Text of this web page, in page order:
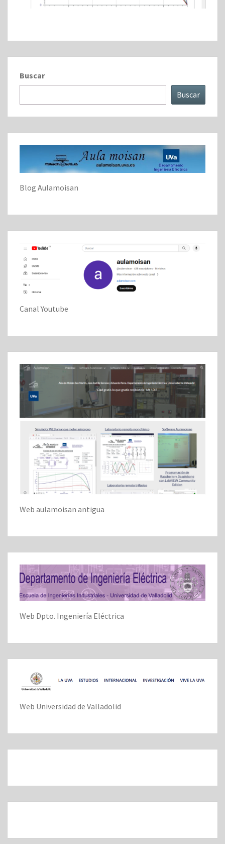
Buscar
Buscar
Blog Aulamoisan
Canal Youtube
Web aulamoisan antigua
Web Dpto. Ingeniería Eléctrica
Web Universidad de Valladolid